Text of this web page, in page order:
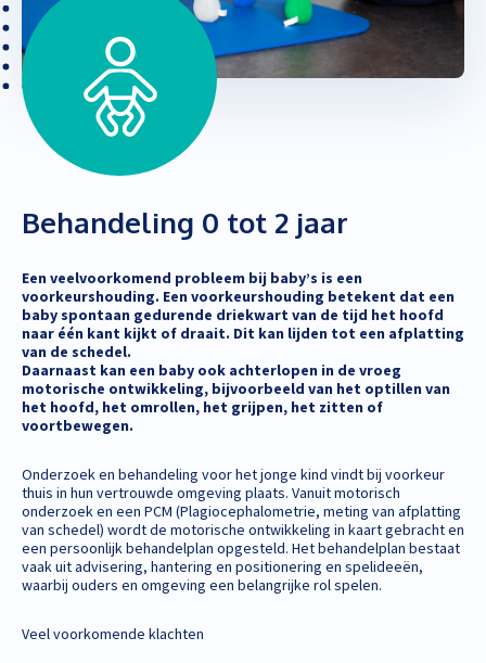
Behandeling 0 tot 2 jaar
Een veelvoorkomend probleem bij baby’s is een
voorkeurshouding. Een voorkeurshouding betekent dat een
baby spontaan gedurende driekwart van de tijd het hoofd
naar één kant kijkt of draait. Dit kan lijden tot een afplatting
van de schedel.
Daarnaast kan een baby ook achterlopen in de vroeg
motorische ontwikkeling, bijvoorbeeld van het optillen van
het hoofd, het omrollen, het grijpen, het zitten of
voortbewegen.
Onderzoek en behandeling voor het jonge kind vindt bij voorkeur
thuis in hun vertrouwde omgeving plaats. Vanuit motorisch
onderzoek en een PCM (Plagiocephalometrie, meting van afplatting
van schedel) wordt de motorische ontwikkeling in kaart gebracht en
een persoonlijk behandelplan opgesteld. Het behandelplan bestaat
vaak uit advisering, hantering en positionering en spelideeën,
waarbij ouders en omgeving een belangrijke rol spelen.
Veel voorkomende klachten